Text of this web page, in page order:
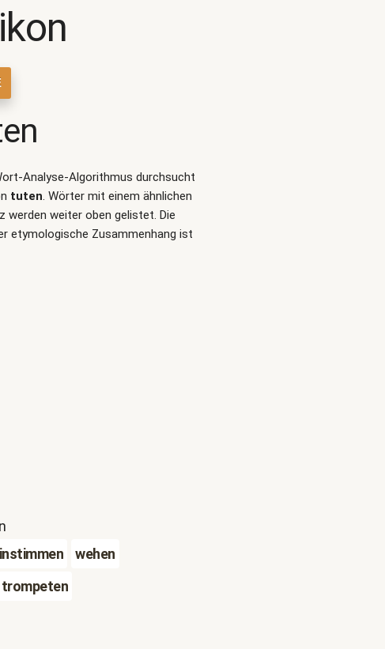
Analyse-Algorithmus durchsucht
tuten. Wörter mit einem ähnlichen
weiter oben gelistet. Die
etymologische Zusammenhang ist
wehen
trompeten